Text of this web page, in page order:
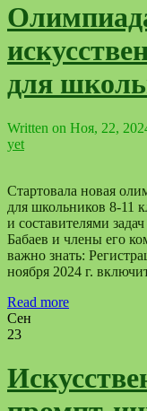
для
Written on Ноя, 22,
yet
Стартовала новая
для школьников 8-11
и составителями
Бабаев и члены его
важно знать:
ноября 2024 г.
Read more
Сен
23